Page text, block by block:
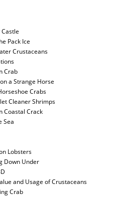
Pack Ice
Crustaceans
Crab
a Strange Horse
Crabs
Cleaner Shrimps
Coastal Crack
Sea
Lobsters
Down Under
and Usage of Crustaceans
Crab